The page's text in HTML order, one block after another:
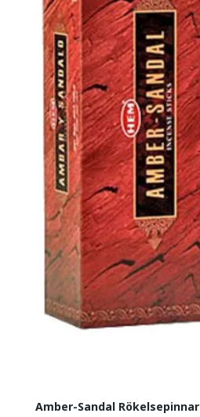
Amber-Sandal Rökelsepinnar